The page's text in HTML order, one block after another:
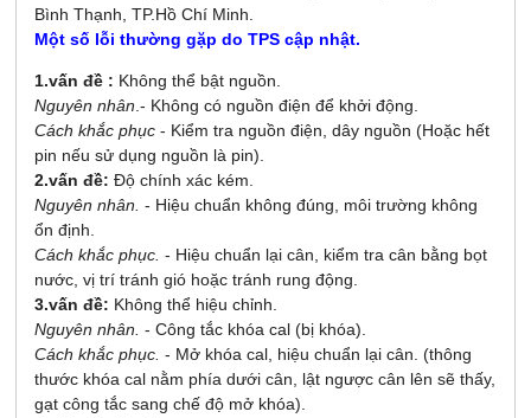
Bình Thạnh, TP.Hồ Chí Minh.
Một số lỗi thường gặp do TPS cập nhật.
1.vấn đề : Không thể bật nguồn.
Nguyên nhân.- Không có nguồn điện để khởi động.
Cách khắc phục- Kiểm tra nguồn điện, dây nguồn (Hoặc hết
pin nếu sử dụng nguồn là pin).
2.vấn đề: Độ chính xác kém.
Nguyên nhân.- Hiệu chuẩn không đúng, môi trường không
ổn định.
Cách khắc phục.- Hiệu chuẩn lại cân, kiểm tra cân bằng bọt
nước, vị trí tránh gió hoặc tránh rung động.
3.vấn đề: Không thể hiệu chỉnh.
Nguyên nhân.- Công tắc khóa cal (bị khóa).
Cách khắc phục.- Mở khóa cal, hiệu chuẩn lại cân. (thông
thước khóa cal nằm phía dưới cân, lật ngược cân lên sẽ thấy,
gạt công tắc sang chế độ mở khóa).